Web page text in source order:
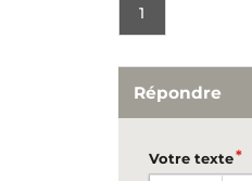
1
Répondre
Votre texte